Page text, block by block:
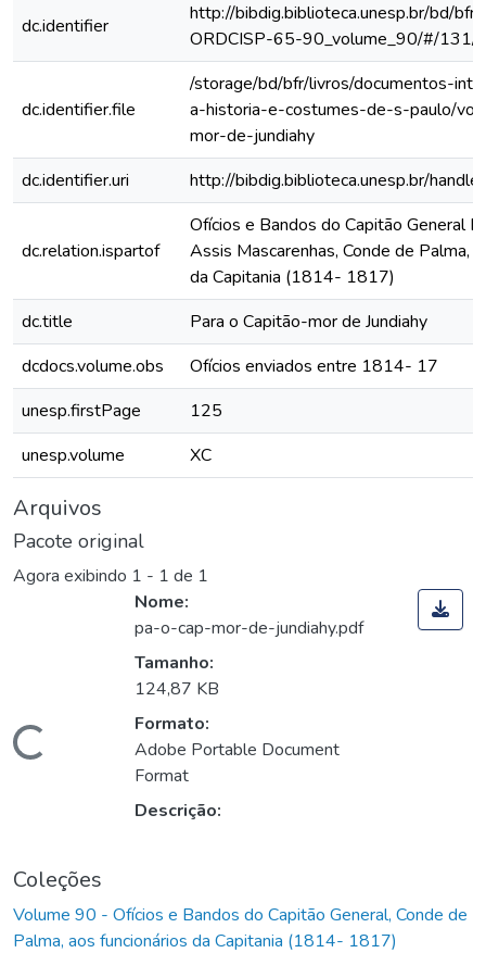
dc.identifier
http://bibdig.biblioteca.unesp.br/bd/
ORDCISP-65-90_volume_90/#/131/
dc.identifier.file
/storage/bd/bfr/livros/documentos-
a-historia-e-costumes-de-s-paulo/
mor-de-jundiahy
dc.identifier.uri
http://bibdig.biblioteca.unesp.br/
dc.relation.ispartof
Ofícios e Bandos do Capitão General
Assis Mascarenhas, Conde de Palma,
da Capitania (1814- 1817)
dc.title
Para o Capitão-mor de Jundiahy
dcdocs.volume.obs
Ofícios enviados entre 1814- 17
unesp.firstPage
125
unesp.volume
XC
Arquivos
Pacote original
Agora exibindo 1 - 1 de 1
Carregando...
Nome:
pa-o-cap-mor-de-jundiahy.pdf
Tamanho:
124,87 KB
Formato:
Adobe Portable Document
Format
Descrição:
Coleções
Volume 90 - Ofícios e Bandos do Capitão General, Conde de
Palma, aos funcionários da Capitania (1814- 1817)